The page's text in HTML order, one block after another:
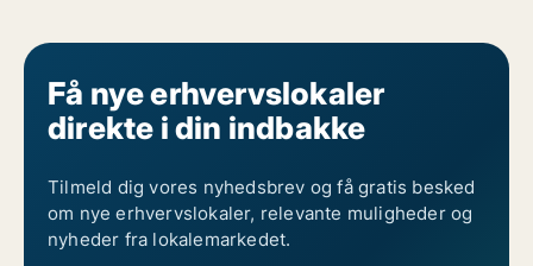
Få nye erhvervslokaler
direkte i din indbakke
Tilmeld dig vores nyhedsbrev og få gratis besked
om nye erhvervslokaler, relevante muligheder og
nyheder fra lokalemarkedet.